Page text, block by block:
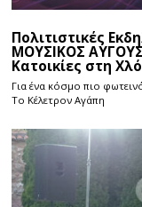
Πολιτιστικές
ΜΟΥΣΙΚΟΣ
Κατοικίες στη
Για ένα κόσμο πιο
Το Κέλετρον Αγάπη